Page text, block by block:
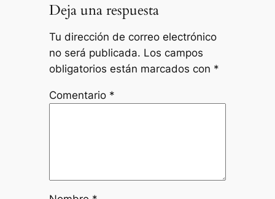
Deja una respuesta
Tu dirección de correo electrónico
no será publicada. Los campos
obligatorios están marcados con *
Comentario *